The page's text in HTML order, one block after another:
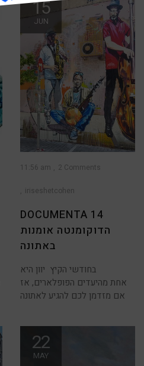
15
JUN
11:56 am 2 Comments
iriseshetcohen
DOCUMENTA 14
הדוקומנטה אומנות
באתונה
בחודשי הקיץ יוון היא
אחת מהיעדים הפופלארים, אז
אם מזדמן לכם להגיע לאתונה
22
MAY